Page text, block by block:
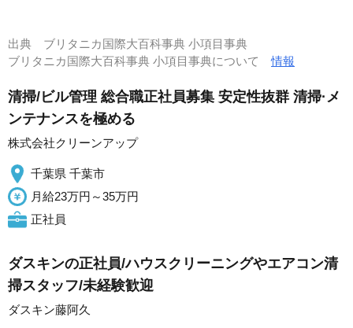
出典 ブリタニカ国際大百科事典 小項目事典
ブリタニカ国際大百科事典 小項目事典について情報
清掃/ビル管理 総合職正社員募集 安定性抜群 清掃·メ
ンテナンスを極める
株式会社クリーンアップ
千葉県 千葉市
月給23万円～35万円
正社員
ダスキンの正社員/ハウスクリーニングやエアコン清
掃スタッフ/未経験歓迎
ダスキン藤阿久